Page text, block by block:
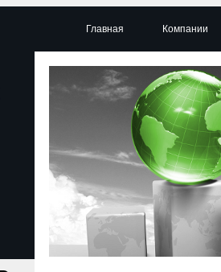
Главная Компании